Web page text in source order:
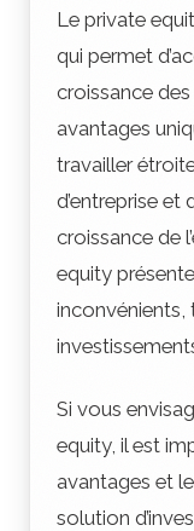
Le private
qui permet
croissance
avantages
travailler
d’entreprise
croissance de
equity
inconvénients,
Si vous
equity, il est
avantages et
solution